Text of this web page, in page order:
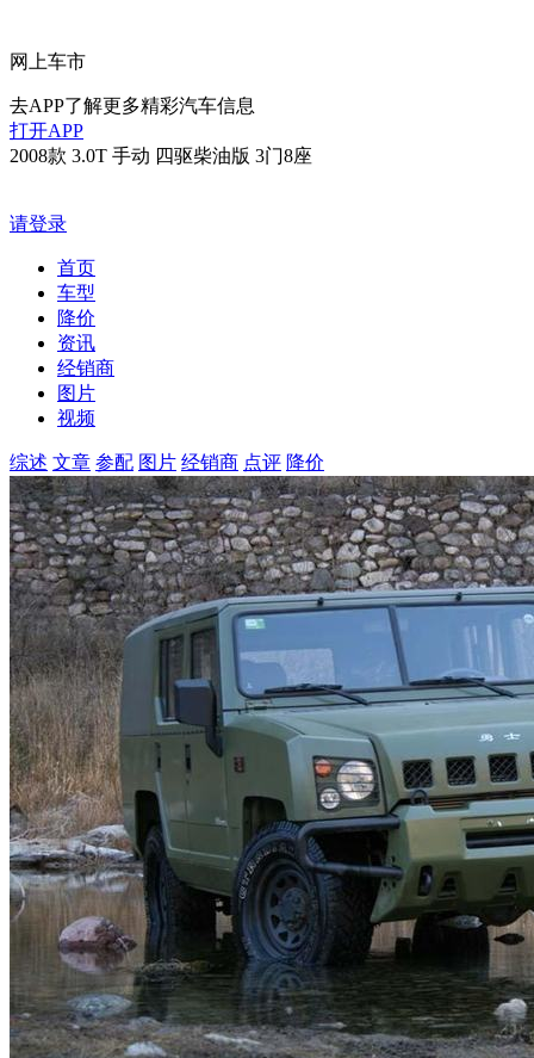
网上车市
去APP了解更多精彩汽车信息
打开APP
2008款 3.0T 手动 四驱柴油版 3门8座
请登录
首页
车型
降价
资讯
经销商
图片
视频
综述 文章 参配 图片 经销商 点评 降价